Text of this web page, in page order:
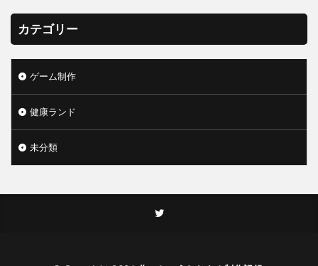
カテゴリー
ゲーム制作
健康ランド
未分類